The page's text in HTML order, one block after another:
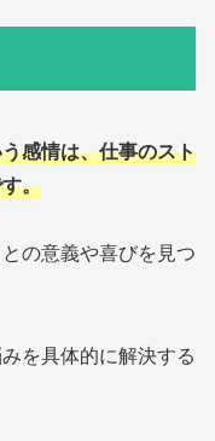
感情は、仕事のスト
。
の意義や喜びを見つ
を具体的に解決する